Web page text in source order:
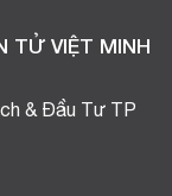
TỬ VIỆT MINH
& Đầu Tư TP